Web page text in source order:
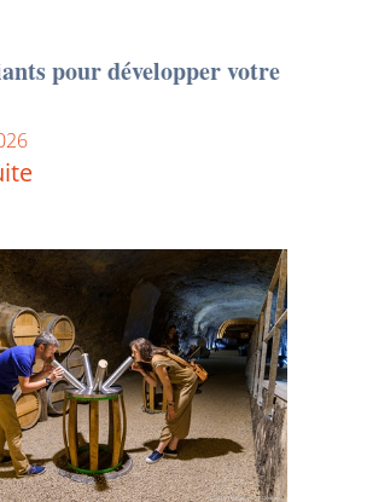
pour développer votre